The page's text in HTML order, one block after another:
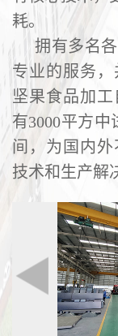
耗。
拥有多名
专业的服务，
坚果食品加
有3000平方
间，为国内
技术和生产解